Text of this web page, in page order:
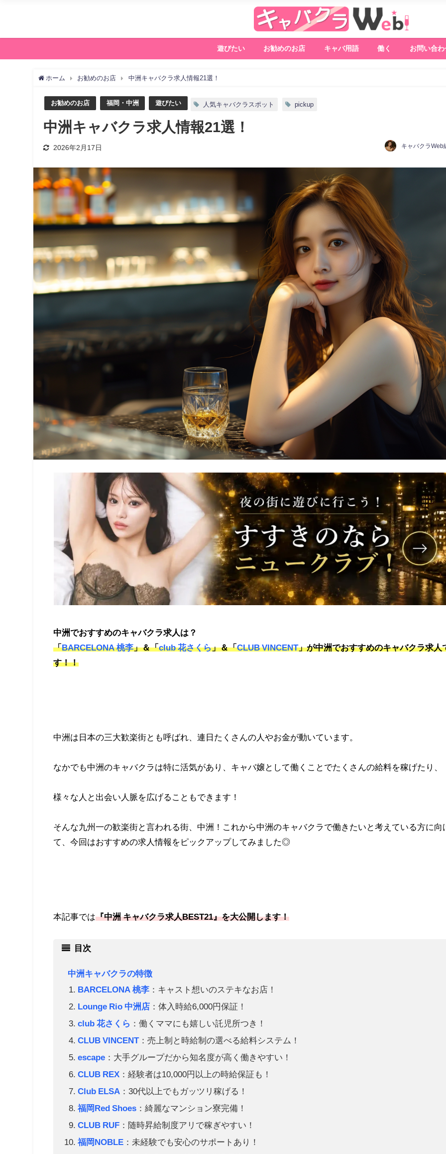
遊びたい お勧めのお店 キャバ用語 働く お問い合わ
ホーム お勧めのお店 中洲キャバクラ求人情報21選！
お勧めのお店 福岡・中洲 遊びたい 人気キャバクラスポット pickup
中洲キャバクラ求人情報21選！
2026年2月17日 キャバクラWeb
中洲でおすすめのキャバクラ求人は？
「BARCELONA 桃李」＆「club 花さくら」＆「CLUB VINCENT」が中洲でおすすめのキャバクラ求人
す！！
中洲は日本の三大歓楽街とも呼ばれ、連日たくさんの人やお金が動いています。
なかでも中洲のキャバクラは特に活気があり、キャバ嬢として働くことでたくさんの給料を稼げたり、
様々な人と出会い人脈を広げることもできます！
そんな九州一の歓楽街と言われる街、中洲！これから中洲のキャバクラで働きたいと考えている方に向
て、今回はおすすめの求人情報をピックアップしてみました◎
本記事では『中洲 キャバクラ求人BEST21』を大公開します！
目次
中洲キャバクラの特徴
BARCELONA 桃李 ：キャスト想いのステキなお店！
Lounge Rio 中洲店 ：体入時給6,000円保証！
club 花さくら ：働くママにも嬉しい託児所つき！
CLUB VINCENT：売上制と時給制の選べる給料システム！
escape ：大手グループだから知名度が高く働きやすい！
CLUB REX ：経験者は10,000円以上の時給保証も！
Club ELSA ：30代以上でもガッツリ稼げる！
福岡Red Shoes ：綺麗なマンション寮完備！
CLUB RUF ：随時昇給制度アリで稼ぎやすい！
福岡NOBLE ：未経験でも安心のサポートあり！